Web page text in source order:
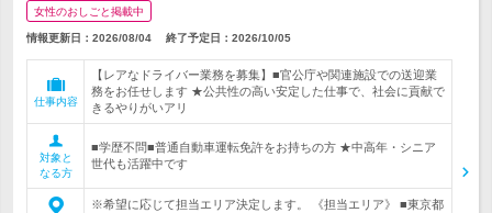
女性のおしごと掲載中
情報更新日：2026/08/04 終了予定日： 2026/10/05
仕事内容
【レアなドライバー業務を募集】■官公庁や関連施設での送迎業
務をお任せします ★公共性の高い安定した仕事で、社会に貢献で
きるやりがいアリ
対象と
なる方
■学歴不問■普通自動車運転免許をお持ちの方 ★中高年・シニア
世代も活躍中です
※希望に応じて担当エリア決定します。 《担当エリア》 ■東京都